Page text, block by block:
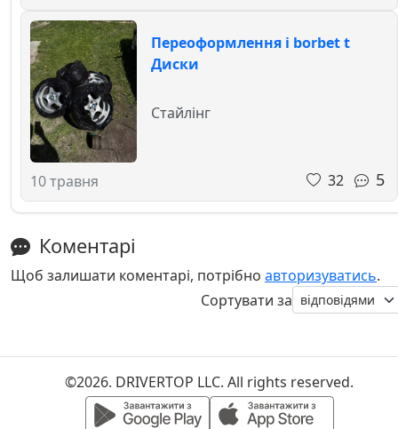
Переоформлення і borbet t
Диски
10 травня
Стайлінг
32 5
Коментарі
Щоб залишати коментарі, потрібно авторизуватись.
Сортувати за
©2026. DRIVERTOP LLC. All rights reserved.